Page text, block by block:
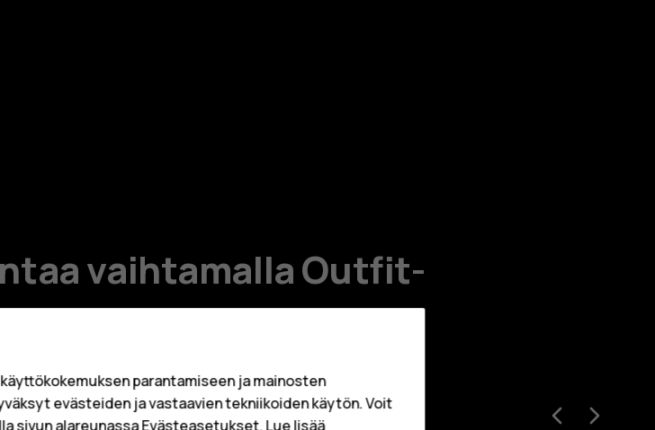
vaihtamalla Outfit-
parantamiseen ja mainosten
evästeiden ja vastaavien tekniikoiden käytön. Voit
sivun alareunassa Evästeasetukset. Lue lisää